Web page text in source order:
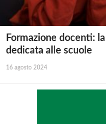
Formazione docenti:
dedicata alle scuole
16 agosto 2024